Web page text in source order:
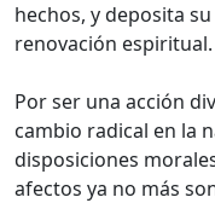
hechos, y deposita
renovación espiritual.
Por ser una acción
cambio radical en la
disposiciones
afectos ya no más